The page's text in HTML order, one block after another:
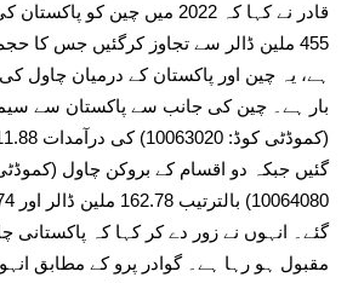
قادر نے کہا کہ 2022 میں چین کو
ہے، یہ چین اور پاکستان کے درمیان چاول
بار ہے۔ چین کی جانب سے پاکستان سے
گئے۔ انہوں نے زور دے کر کہا کہ پاکستانی
مقبول ہو رہا ہے۔ گوادر پرو کے مطابق